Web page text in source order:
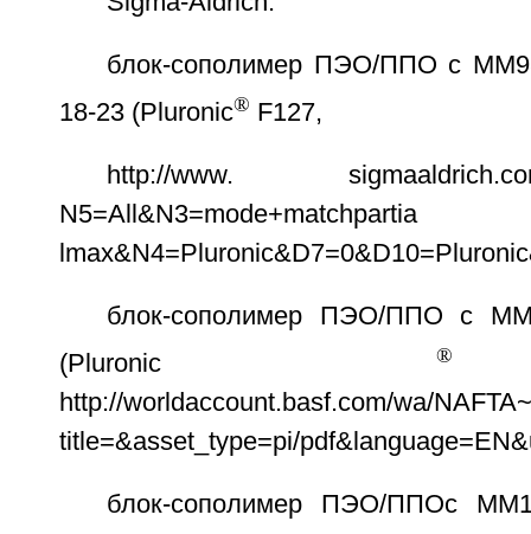
блок-сополимер ПЭО/ППО с
18-23 (Pluronic® F127,
http://www. sigmaaldrich.com/
N5=All&N3=mode+matchpartia
блок-сополимер ПЭО/ППО с
(Pluronic®
http://worldaccount.basf.com/wa/
title=&asset_type=pi/
блок-сополимер ПЭО/ППОс